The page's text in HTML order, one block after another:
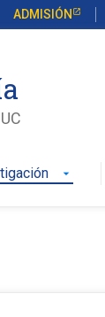
ADMISIÓN
arrow_drop_down